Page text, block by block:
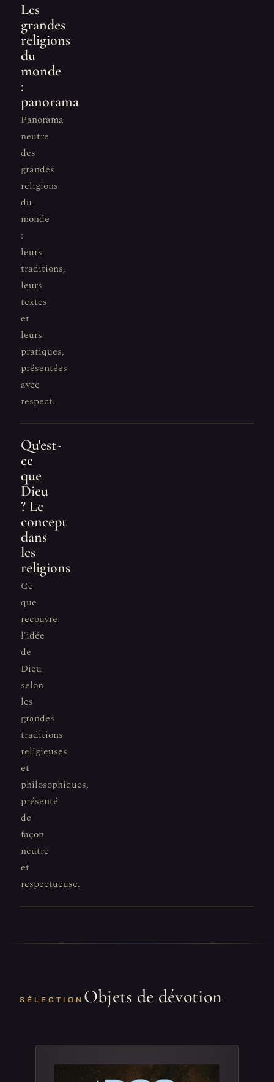
Les
grandes
religions
du
monde
:
panorama
Panorama
neutre
des
grandes
religions
du
monde
:
leurs
traditions,
leurs
textes
et
leurs
pratiques,
présentées
avec
respect.
Qu'est-
ce
que
Dieu
? Le
concept
dans
les
religions
Ce
que
recouvre
l'idée
de
Dieu
selon
les
grandes
traditions
religieuses
et
philosophiques,
présenté
de
façon
neutre
et
respectueuse.
SÉLECTION Objets de dévotion